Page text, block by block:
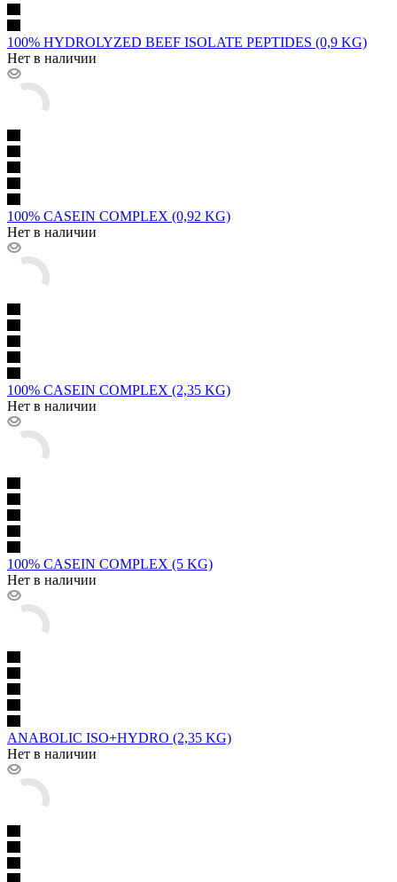
100% HYDROLYZED BEEF ISOLATE PEPTIDES (0,9 KG)
Нет в наличии
100% CASEIN COMPLEX (0,92 KG)
Нет в наличии
100% CASEIN COMPLEX (2,35 KG)
Нет в наличии
100% CASEIN COMPLEX (5 KG)
Нет в наличии
ANABOLIC ISO+HYDRO (2,35 KG)
Нет в наличии